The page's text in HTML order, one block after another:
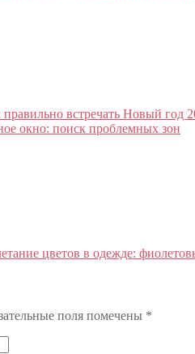
правильно встречать Новый год
окно: поиск проблемных зон
цветов в одежде:
поля помечены *